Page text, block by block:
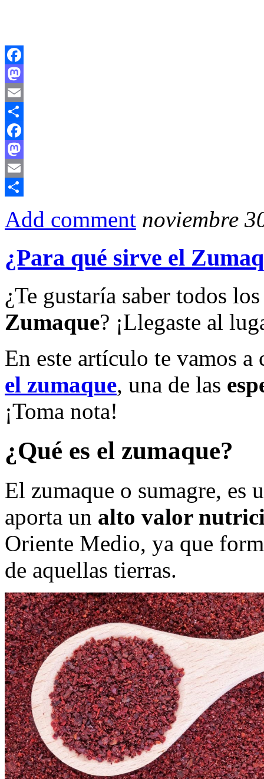
Facebook
Mastodon
Email
Compartir
Facebook
Mastodon
Email
Add comment noviembre
¿Para qué sirve el
¿Te gustaría saber todos
Zumaque? ¡Llegaste al
En este artículo te vamos
el zumaque, una de las
¡Toma nota!
¿Qué es el zumaque?
El zumaque o sumagre, es
aporta un alto valor
Oriente Medio, ya que
de aquellas tierras.